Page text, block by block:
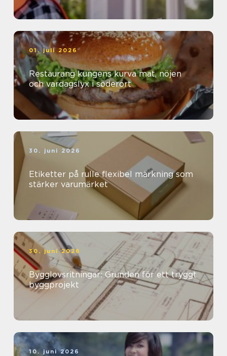
01. juli 2026
Restaurang kungens kurva mat, nöjen
och vardagslyx i söderort
30. juni 2026
Etiketter på rulle flexibel märkning som
stärker varumärket
30. juni 2026
Bygglovsritningar: Grunden för ett tryggt
byggprojekt
10. juni 2026